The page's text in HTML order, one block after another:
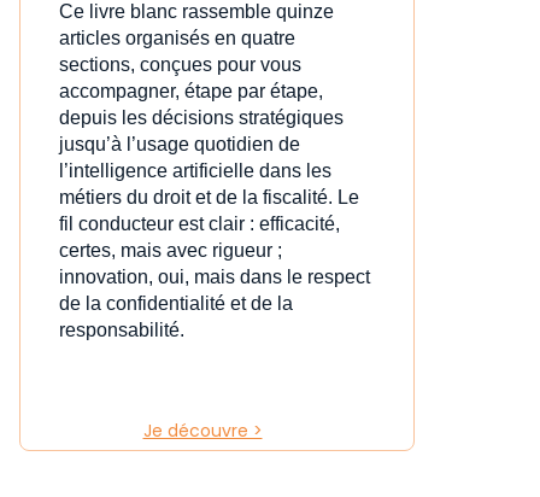
Ce livre blanc rassemble quinze
articles organisés en quatre
sections, conçues pour vous
accompagner, étape par étape,
depuis les décisions stratégiques
jusqu’à l’usage quotidien de
l’intelligence artificielle dans les
métiers du droit et de la fiscalité. Le
fil conducteur est clair : efficacité,
certes, mais avec rigueur ;
innovation, oui, mais dans le respect
de la confidentialité et de la
responsabilité.
Je découvre >